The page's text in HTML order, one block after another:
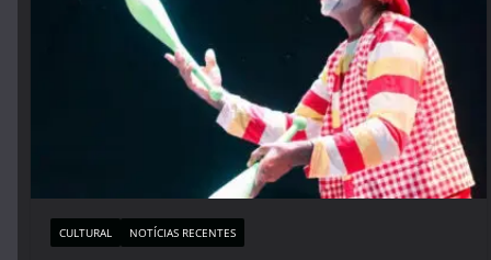
CULTURAL NOTÍCIAS RECENTES